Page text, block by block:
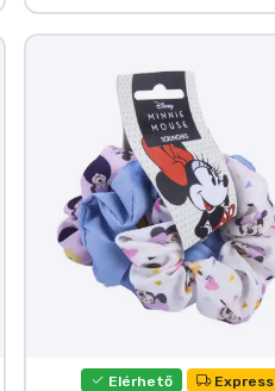
Elérhető Express